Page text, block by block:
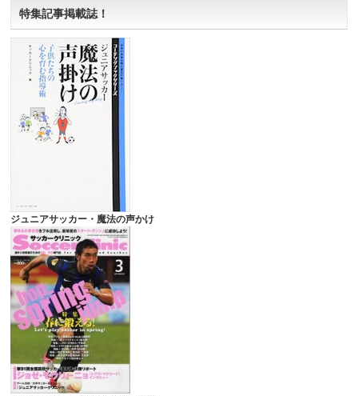
特集記事掲載誌！
ジュニアサッカー・魔法の声かけ